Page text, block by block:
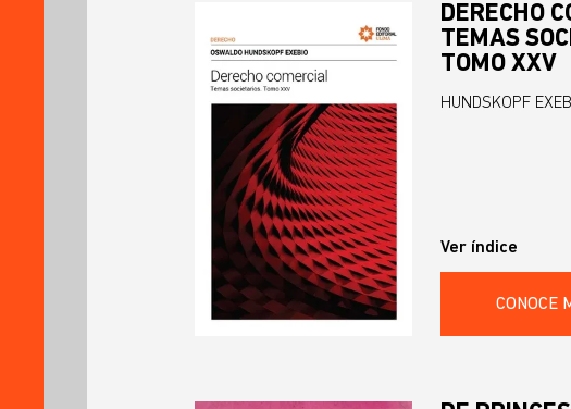
DERECHO
TEMAS
TOMO XXV
HUNDSKOPF
Ver índice
CONOCE